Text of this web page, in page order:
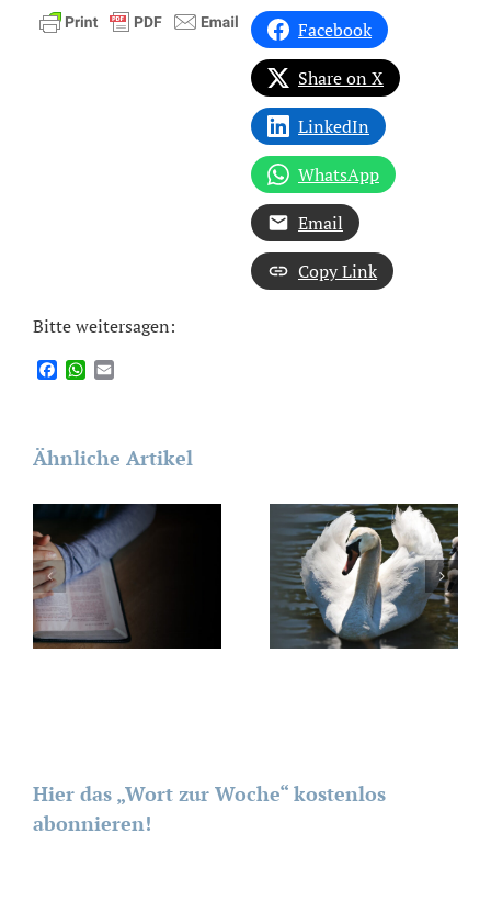
Facebook
Share on X
LinkedIn
WhatsApp
Email
Copy Link
Bitte weitersagen:
FacebookWhatsApp
Ähnliche Artikel
Hier das „Wort zur Woche“ kostenlos
abonnieren!